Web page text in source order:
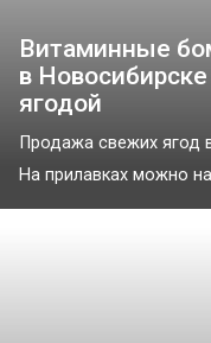
Витаминные
в
ягодой
Продажа свежих ягод
На прилавках можно